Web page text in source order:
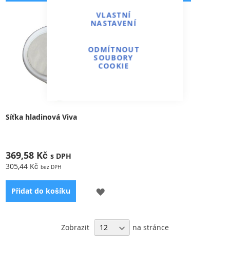
VLASTNÍ
NASTAVENÍ
ODMÍTNOUT
SOUBORY
COOKIE
OBLÍBENÝM
Je vhodná pro čištění vodní
hladiny ve Vašem bazénu
Síťka hladinová Viva
369,58 Kč
305,44 Kč
Přidat do košíku
PŘIDAT
OBLÍBENÝM
Je vhodná pro čištění vodní
Zobrazit na stránce